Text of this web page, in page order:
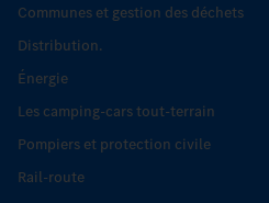
Communes et gestion des déchets
Distribution.
Énergie
Les camping-cars tout-terrain
Pompiers et protection civile
Rail-route